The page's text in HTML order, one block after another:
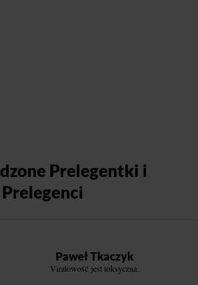
Prelegentki i
Prelegenci
Paweł Tkaczyk
Viralowość jest toksyczna.